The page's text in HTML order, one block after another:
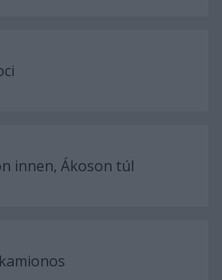
innen, Ákoson túl